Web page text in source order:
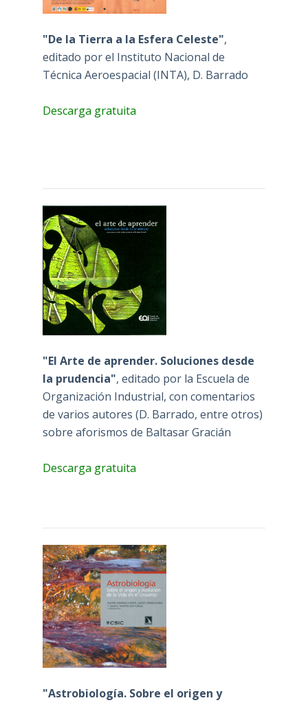
"De la Tierra a la Esfera Celeste",
editado por el Instituto Nacional de
Técnica Aeroespacial (INTA), D. Barrado
Descarga gratuita
"El Arte de aprender. Soluciones desde
la prudencia", editado por la Escuela de
Organización Industrial, con comentarios
de varios autores (D. Barrado, entre otros)
sobre aforismos de Baltasar Gracián
Descarga gratuita
"Astrobiología. Sobre el origen y